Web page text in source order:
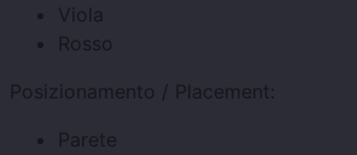
Viola
Rosso
Posizionamento / Placement:
Parete